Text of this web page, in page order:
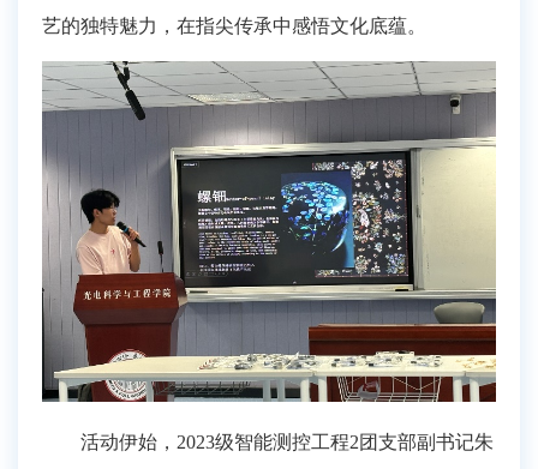
艺的独特魅力，在指尖传承中感悟文化底蕴。
活动伊始， 2023级智能测控工程2团支部副书记朱